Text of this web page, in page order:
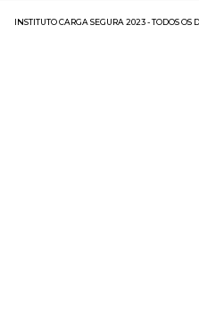
INSTITUTO CARGA SEGURA 2023 - TODOS OS